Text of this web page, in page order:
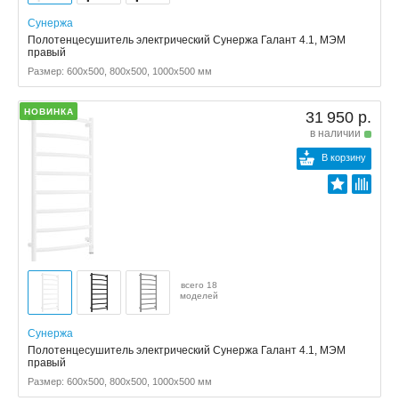
Сунержа
Полотенцесушитель электрический Сунержа Галант 4.1, МЭМ
правый
Размер: 600x500, 800x500, 1000x500 мм
НОВИНКА 31 950 р.
в наличии
В корзину
всего 18
моделей
Сунержа
Полотенцесушитель электрический Сунержа Галант 4.1, МЭМ
правый
Размер: 600x500, 800x500, 1000x500 мм